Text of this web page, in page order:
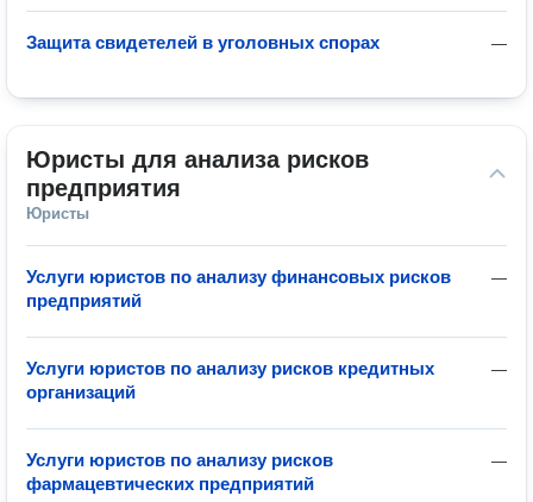
—
Защита свидетелей в уголовных спорах
Юристы для анализа рисков
предприятия
Юристы
—
Услуги юристов по анализу финансовых рисков
предприятий
—
Услуги юристов по анализу рисков кредитных
организаций
—
Услуги юристов по анализу рисков
фармацевтических предприятий